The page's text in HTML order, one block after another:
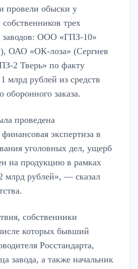
обыски у
трех
ООО «ГПЗ-10»
ОАО «ОК-лоза» (Сергиев
2 Тверь» по факту
млрд рублей из средств
оборонного заказа.
проведена
финансовая экспертиза в
уголовных дел, ущерб
на продукцию в рамках
млрд рублей», — сказал
собственники
которых бывший
Росстандарта,
завода, а также начальник